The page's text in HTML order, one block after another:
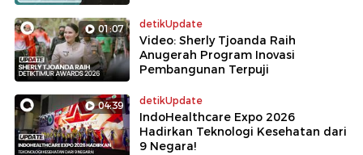
01:07 detikUpdate
Video: Sherly Tjoanda Raih
Anugerah Program Inovasi
Pembangunan Terpuji
04:39 detikUpdate
IndoHealthcare Expo 2026
Hadirkan Teknologi Kesehatan dari
9 Negara!